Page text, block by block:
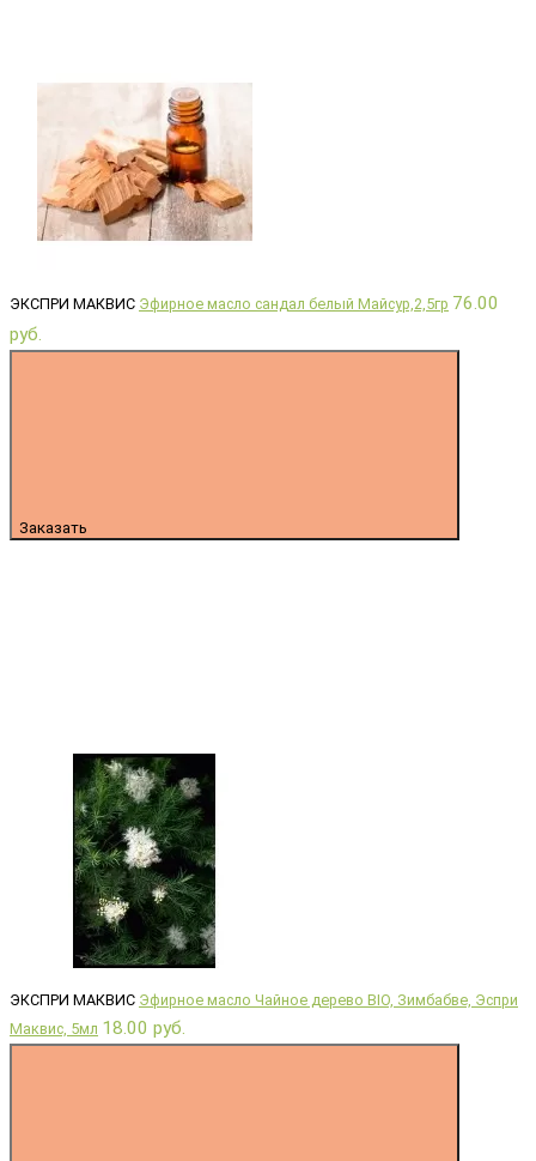
ЭКСПРИ МАКВИС Эфирное масло сандал белый Майсур,2,5гр 76.00
руб.
Заказать
ЭКСПРИ МАКВИС Эфирное масло Чайное дерево BIO, Зимбабве, Эспри
Маквис, 5мл 18.00 руб.